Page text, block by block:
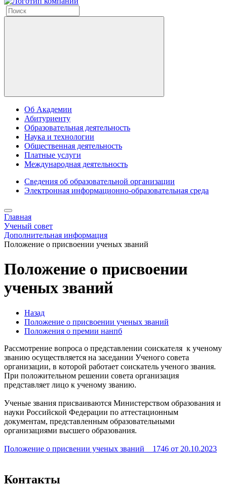
Об Академии
Абитуриенту
Образовательная деятельность
Наука и технологии
Общественная деятельность
Платные услуги
Международная деятельность
Сведения об образовательной организации
Электронная информационно-образовательная среда
Главная
Ученый совет
Дополнительная информация
Положение о присвоении ученых званий
Положение о присвоении
ученых званий
Назад
Положение о присвоении ученых званий
Положения о премии нанпб
Рассмотрение вопроса о представлении соискателя к ученому
званию осуществляется на заседании Ученого совета
организации, в которой работает соискатель ученого звания.
При положительном решении совета организация
представляет лицо к ученому званию.
Ученые звания присваиваются Министерством образования и
науки Российской Федерации по аттестационным
документам, представленным образовательными
организациями высшего образования.
Положение о присвении ученых званий _ 1746 от 20.10.2023
Контакты